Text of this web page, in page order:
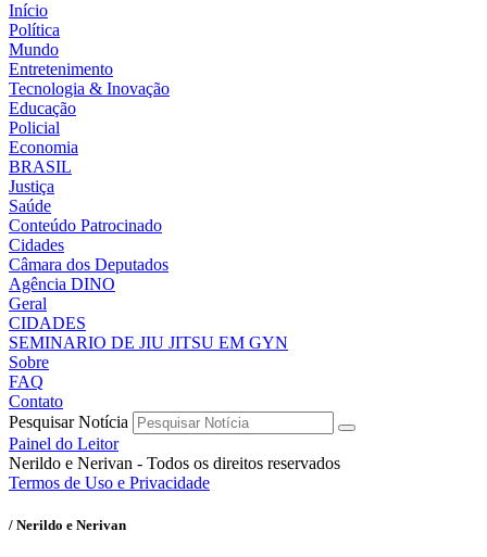
Início
Política
Mundo
Entretenimento
Tecnologia & Inovação
Educação
Policial
Economia
BRASIL
Justiça
Saúde
Conteúdo Patrocinado
Cidades
Câmara dos Deputados
Agência DINO
Geral
CIDADES
SEMINARIO DE JIU JITSU EM GYN
Sobre
FAQ
Contato
Pesquisar Notícia
Painel do Leitor
Nerildo e Nerivan - Todos os direitos reservados
Termos de Uso e Privacidade
/ Nerildo e Nerivan